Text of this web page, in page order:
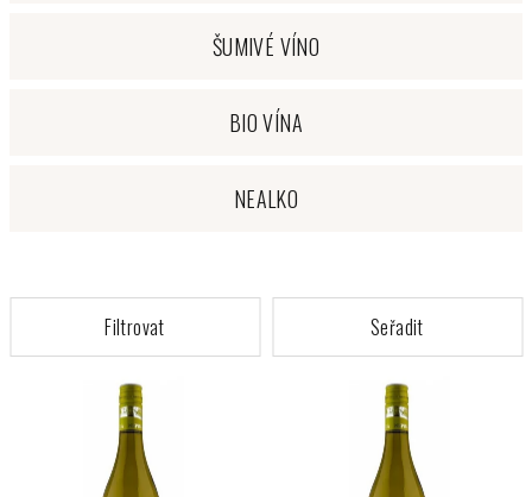
ŠUMIVÉ VÍNO
BIO VÍNA
NEALKO